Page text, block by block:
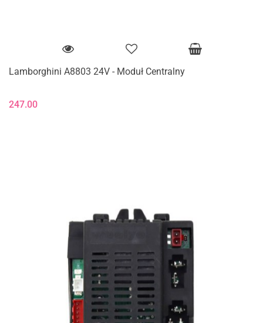
Lamborghini A8803 24V - Moduł Centralny
247.00